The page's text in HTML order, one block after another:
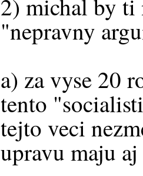
2) michal by ti
"nepravny
a) za vyse 20
tento
tejto veci
upravu maju